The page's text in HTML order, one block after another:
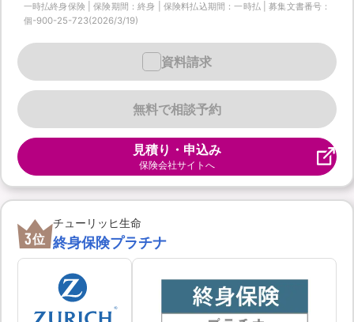
一時払終身保険 | 保険期間：終身 | 保険料払込期間：一時払 | 募集文書番号：
個-900-25-723(2026/3/19)
無料で相談予約
資料請求
見積り・申込み
保険会社サイトへ
3位
チューリッヒ生命
終身保険プラチナ